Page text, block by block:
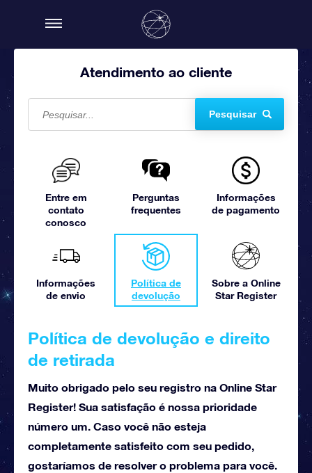
Atendimento ao cliente
Pesquisar
Entre em
contato
conosco
Perguntas
frequentes
Informações
de pagamento
Informações
de envio
Política de
devolução
Sobre a Online
Star Register
Política de devolução e direito
de retirada
Muito obrigado pelo seu registro na Online Star
Register! Sua satisfação é nossa prioridade
número um. Caso você não esteja
completamente satisfeito com seu pedido,
gostaríamos de resolver o problema para você.